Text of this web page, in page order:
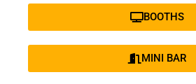
BOOTHS
MINI BAR